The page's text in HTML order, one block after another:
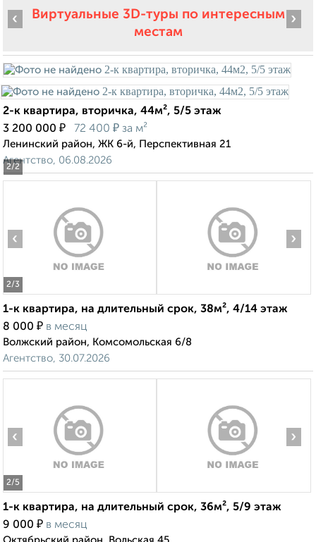
Виртуальные 3D-туры по интересным
местам
2/2
‹ ›
2-к квартира, вторичка, 44м², 5/5 этаж
3 200 000 ₽ 72 400 ₽ за м²
Ленинский район, ЖК 6-й, Перспективная 21
Агентство, 06.08.2026
2/3
‹ ›
1-к квартира, на длительный срок, 38м², 4/14 этаж
8 000 ₽ в месяц
Волжский район, Комсомольская 6/8
Агентство, 30.07.2026
2/5
‹ ›
1-к квартира, на длительный срок, 36м², 5/9 этаж
9 000 ₽ в месяц